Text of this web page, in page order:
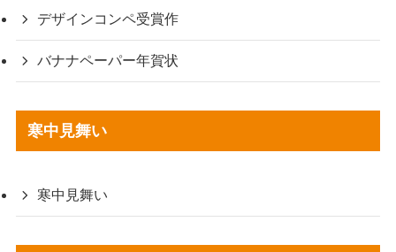
デザインコンペ受賞作
バナナペーパー年賀状
寒中見舞い
寒中見舞い